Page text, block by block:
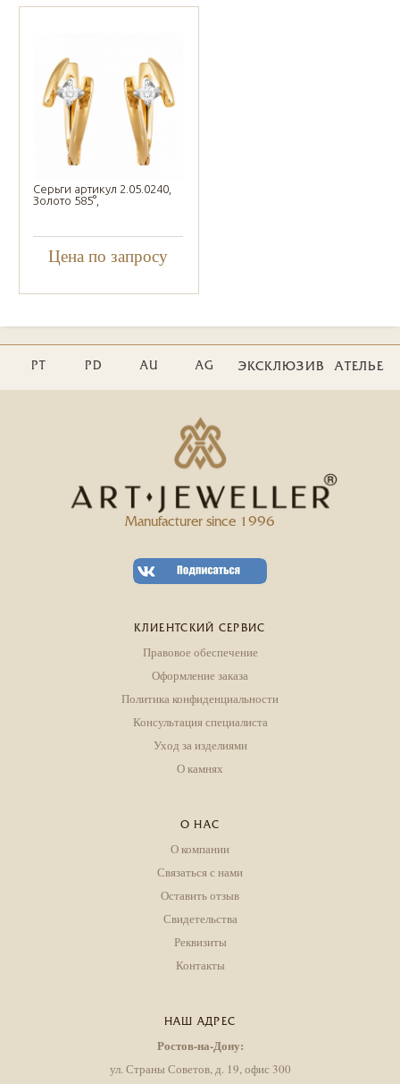
Серьги артикул 2.05.0240,
Золото 585°,
Цена по запросу
PT PD AU AG ЭКСКЛЮЗИВ АТЕЛЬЕ
Manufacturer since 1996
КЛИЕНТСКИЙ СЕРВИС
Правовое обеспечение
Оформление заказа
Политика конфиденциальности
Консультация специалиста
Уход за изделиями
О камнях
О НАС
О компании
Связаться с нами
Оставить отзыв
Свидетельства
Реквизиты
Контакты
НАШ АДРЕС
Ростов-на-Дону:
ул. Страны Советов, д. 19, офис 300